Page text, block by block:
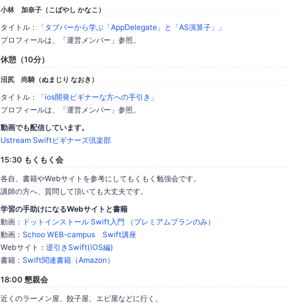
小林 加奈子（こばやし かなこ）
タイトル：
「タブバーから学ぶ「AppDelegate」と「AS演算子」」
プロフィールは、「運営メンバー」参照。
休憩（10分）
沼尻 尚騎（ぬまじり なおき）
タイトル：
「ios開発ビギナーな方への手引き」
プロフィールは、「運営メンバー」参照。
動画でも配信しています。
Ustream Swiftビギナーズ倶楽部
15:30 もくもく会
各自、書籍やWebサイトを参考にしてもくもく勉強会です。
講師の方へ、質問して頂いても大丈夫です。
学習の手助けになるWebサイトと書籍
動画： ドットインストール Swift入門 （プレミアムプランのみ）
動画： Schoo WEB-campus Swift講座
Webサイト： 逆引きSwift(iOS編)
書籍： Swift関連書籍（Amazon）
18:00 懇親会
近くのラーメン屋、餃子屋、エビ屋などに行く。